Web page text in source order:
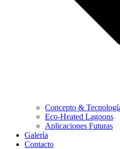
Concepto &
Eco-Heated Lagoons
Aplicaciones Futuras
Galería
Contacto